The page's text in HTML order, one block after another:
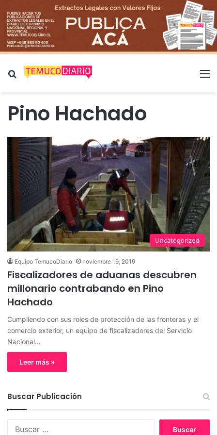
Buscar por
Pino Hachado
Uncategorized
Equipo TemucoDiario noviembre 19, 2019
Fiscalizadores de aduanas descubren
millonario contrabando en Pino
Hachado
Cumpliendo con sus roles de protección de las fronteras y el
comercio exterior, un equipo de fiscalizadores del Servicio
Nacional…
Leer más »
Buscar Publicación